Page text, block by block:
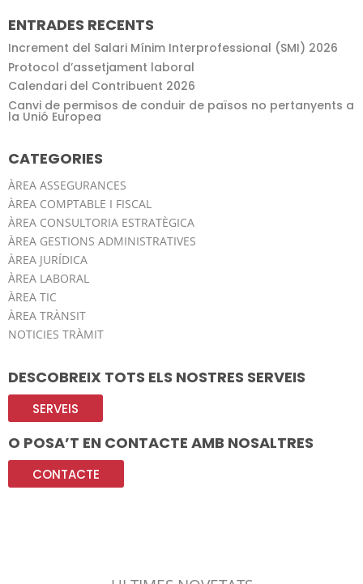
ENTRADES RECENTS
Increment del Salari Mínim Interprofessional (SMI) 2026
Protocol d’assetjament laboral
Calendari del Contribuent 2026
Canvi de permisos de conduir de països no pertanyents a
la Unió Europea
CATEGORIES
ÀREA ASSEGURANCES
ÀREA COMPTABLE I FISCAL
ÀREA CONSULTORIA ESTRATÈGICA
ÀREA GESTIONS ADMINISTRATIVES
ÀREA JURÍDICA
ÀREA LABORAL
ÀREA TIC
ÀREA TRÀNSIT
NOTICIES TRÀMIT
DESCOBREIX TOTS ELS NOSTRES SERVEIS
SERVEIS
O POSA’T EN CONTACTE AMB NOSALTRES
CONTACTE